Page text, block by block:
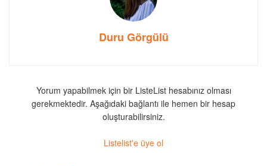
Duru Görgülü
Yorum yapabilmek için bir ListeList hesabınız olması
gerekmektedir. Aşağıdaki bağlantı ile hemen bir hesap
oluşturabilirsiniz.
Listelist'e üye ol